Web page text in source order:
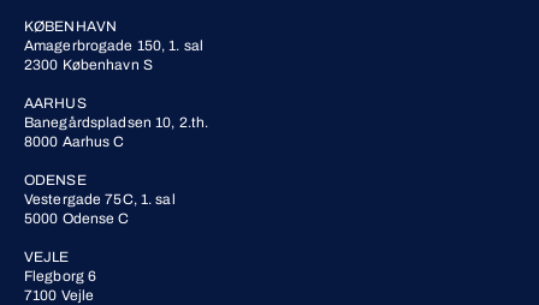
KØBENHAVN
Amagerbrogade 150, 1. sal
2300 København S
AARHUS
Banegårdspladsen 10, 2.th.
8000 Aarhus C
ODENSE
Vestergade 75C, 1. sal
5000 Odense C
VEJLE
Flegborg 6
7100 Vejle